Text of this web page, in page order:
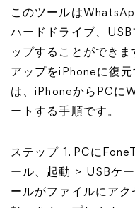
このツールは
ハードドライブ、
ップすることができ
アップをiPhoneに復
は、iPhoneからPCに
ートする手順です。
ステップ 1. PCに
ール、起動 > USBケ
ールがファイルにア